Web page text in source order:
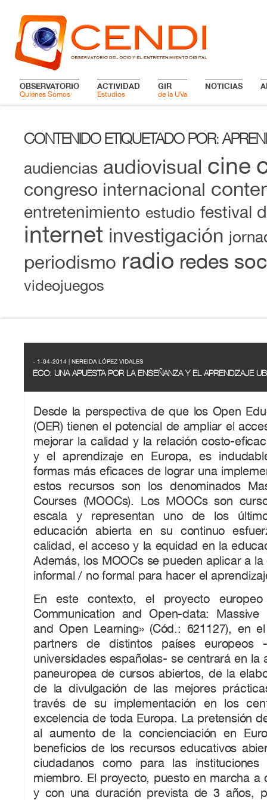
OBSERVATORIO
Quiénes Somos
ACTIVIDAD
Estudios
GIR
de la UVa
NOTICIAS
CONTENIDO ETIQUETADO POR:
audiencias audiovisual cine
congreso internacional
entretenimiento estudio festival
internet investigación
periodismo radio redes
videojuegos
- 1-04-2014 | NEREIDA LÓPEZ VIDALES
ECO: UNA APUESTA POR LA ENSEÑANZA Y EL APRENDIZAJE
Desde la perspectiva de que los Open
(OER) tienen el potencial de ampliar el
mejorar la calidad y la relación costo-
y el aprendizaje en Europa, es
formas más eficaces de lograr una
estos recursos son los denominados
Courses (MOOCs). Los MOOCs son
escala y representan uno de los
educación abierta en su continuo
calidad, el acceso y la equidad en la
Además, los MOOCs se pueden aplicar a
informal / no formal para hacer el
En este contexto, el proyecto
Communication and Open-data: Massive
and Open Learning» (Cód.: 621127), en
partners de distintos países europeos
universidades españolas- se centrará en la
paneuropea de cursos abiertos, de la
de la divulgación de las mejores
través de su implementación en los
excelencia de toda Europa. La pretensión
al aumento de la concienciación en
beneficios de los recursos educativos
ciudadanos como para las
miembro. El proyecto, puesto en marcha a
y con una duración prevista de 3 años,